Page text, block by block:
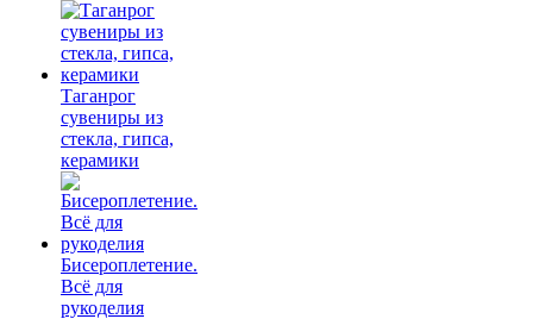
Таганрог
сувениры из
стекла, гипса,
керамики
Бисероплетение.
Всё для
рукоделия